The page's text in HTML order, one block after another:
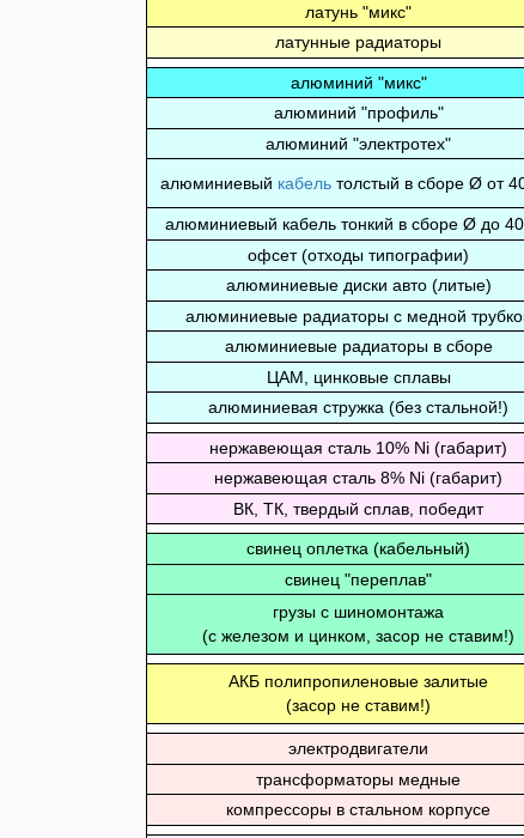
латунь "микс"
латунные радиаторы
алюминий "микс"
алюминий "профиль"
алюминий "электротех"
алюминиевый кабель толстый в сборе Ø от
алюминиевый кабель тонкий в сборе Ø до
офсет (отходы типографии)
алюминиевые диски авто (литые)
алюминиевые радиаторы с медной
алюминиевые радиаторы в сборе
ЦАМ, цинковые сплавы
алюминиевая стружка (без стальной!)
нержавеющая сталь 10% Ni (габарит)
нержавеющая сталь 8% Ni (габарит)
ВК, ТК, твердый сплав, победит
свинец оплетка (кабельный)
свинец "переплав"
грузы с шиномонтажа
(с железом и цинком, засор не ставим!)
АКБ полипропиленовые залитые
(засор не ставим!)
электродвигатели
трансформаторы медные
компрессоры в стальном корпусе